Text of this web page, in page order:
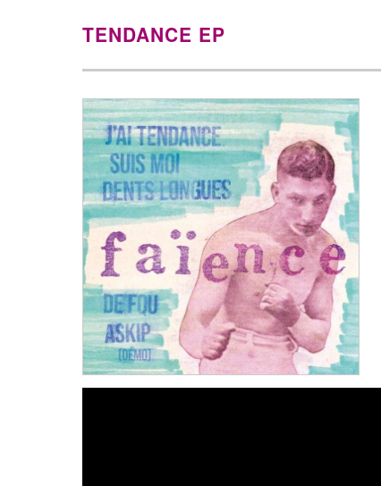
TENDANCE EP